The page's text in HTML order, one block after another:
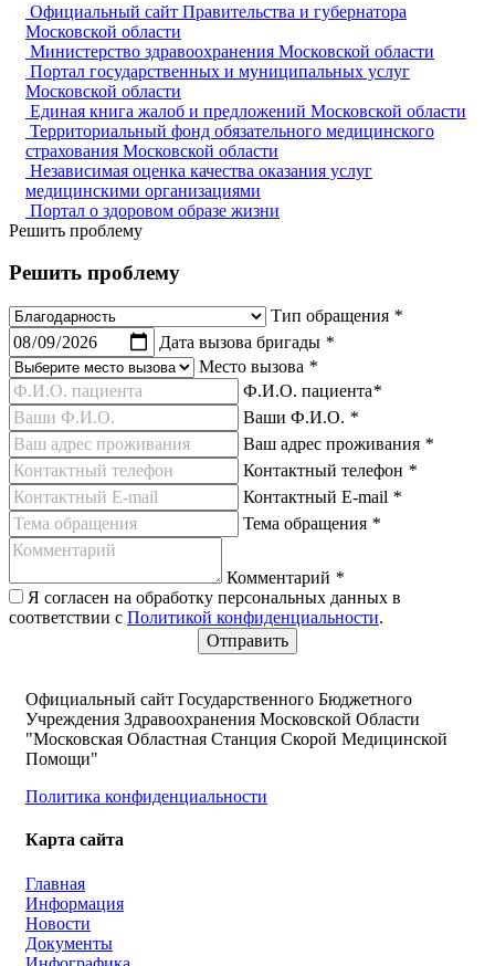
Официальный сайт Правительства и губернатора
Московской области
Министерство здравоохранения Московской области
Портал государственных и муниципальных услуг
Московской области
Единая книга жалоб и предложений Московской области
Территориальный фонд обязательного медицинского
страхования Московской области
Независимая оценка качества оказания услуг
медицинскими организациями
Портал о здоровом образе жизни
Решить проблему
Решить проблему
Тип обращения *
Дата вызова бригады *
Место вызова *
Ф.И.О. пациента*
Ваши Ф.И.О. *
Ваш адрес проживания *
Контактный телефон *
Контактный E-mail *
Тема обращения *
Комментарий *
Я согласен на обработку персональных данных в
соответствии с Политикой конфиденциальности.
Официальный сайт Государственного Бюджетного
Учреждения Здравоохранения Московской Области
"Московская Областная Станция Скорой Медицинской
Помощи"
Политика конфиденциальности
Карта сайта
Главная
Информация
Новости
Документы